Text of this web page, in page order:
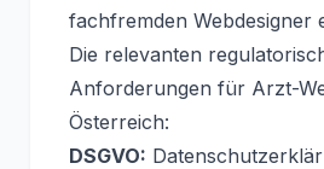
fachfremden Webdesigner
Die relevanten
Anforderungen für Arzt-
Österreich:
DSGVO: